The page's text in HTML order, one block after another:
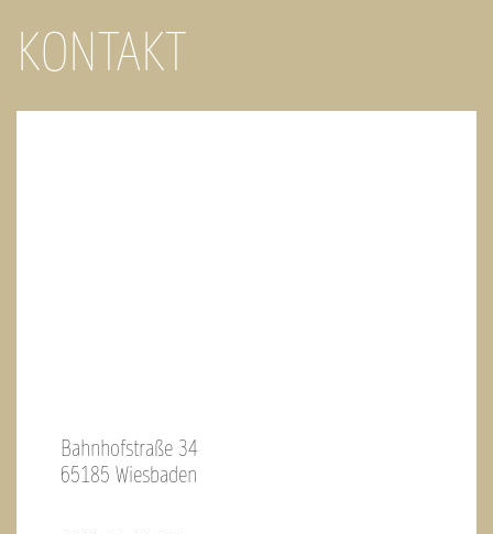
KONTAKT
Bahnhofstraße 34
65185 Wiesbaden